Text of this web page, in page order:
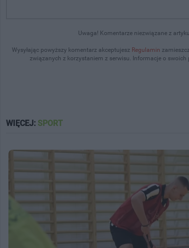
Uwaga! Komentarze niezwiązane z
Wysyłając powyższy komentarz akceptujesz Regulamin
związanych z korzystaniem z serwisu. Informacje o
WIĘCEJ: SPORT